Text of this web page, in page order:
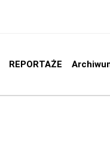
REPORTAŻE